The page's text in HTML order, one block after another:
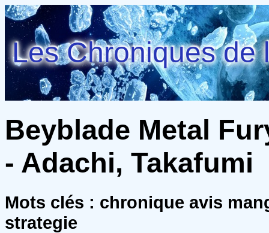
Les Chroniques de
Beyblade Metal
- Adachi, Takafumi
Mots clés : chronique avis
strategie